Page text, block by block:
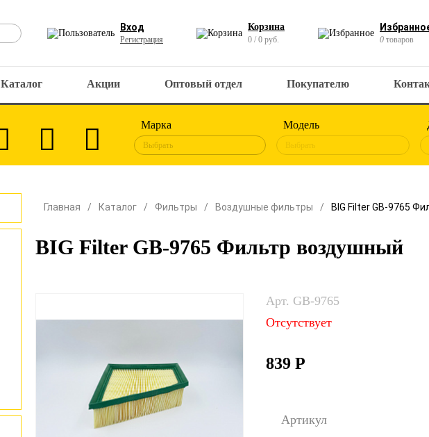
Вход
Регистрация
Корзина
0 / 0 руб. 0 товаров
Каталог Акции Оптовый отдел Покупателю
Марка
Выбрать
Модель
Выбрать
Главная Каталог Фильтры Воздушные фильтры BIG Filter GB-9765
BIG Filter GB-9765 Фильтр воздушный
Арт. GB-9765
Отсутствует
839 Р
Артикул